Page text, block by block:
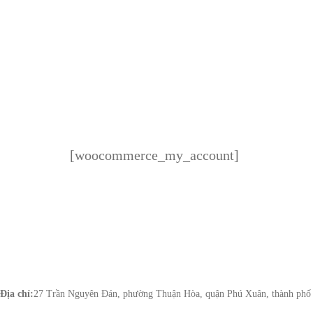
[woocommerce_my_account]
Địa chỉ:27 Trần Nguyên Đán, phường Thuận Hòa, quận Phú Xuân, thành phố